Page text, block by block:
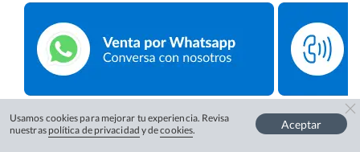
Usamos cookies para mejorar tu experiencia. Revisa
nuestras política de privacidad y decookies. Aceptar